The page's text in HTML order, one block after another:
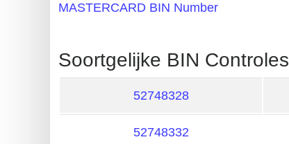
?
Lookup
IP
Checker
MASTERCARD BIN Number
Soortgelijke BIN Controles
52748328
52748332